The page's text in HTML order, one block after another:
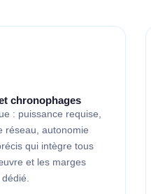
chronophages
: puissance requise,
réseau, autonomie
qui intègre tous
et les marges